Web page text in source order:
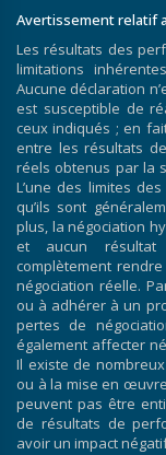
Avertissement relatif
Les résultats des
limitations
Aucune déclaration
est susceptible de
ceux indiqués ; en
entre les résultats
réels obtenus par la
L’une des limites
qu’ils sont
plus, la négociation
et aucun résultat
complètement
négociation réelle.
ou à adhérer à un
pertes de
également affecter
Il existe de
ou à la mise en
peuvent pas être
de résultats de
avoir un impact